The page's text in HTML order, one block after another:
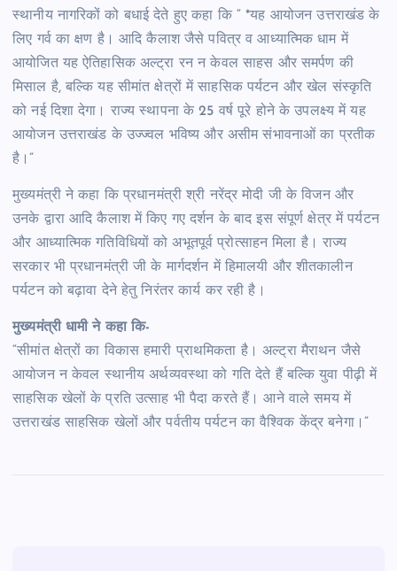
स्थानीय नागरिकों को बधाई देते हुए कहा कि “ *यह आयोजन उत्तराखंड के
लिए गर्व का क्षण है। आदि कैलाश जैसे पवित्र व आध्यात्मिक धाम में
आयोजित यह ऐतिहासिक अल्ट्रा रन न केवल साहस और समर्पण की
मिसाल है, बल्कि यह सीमांत क्षेत्रों में साहसिक पर्यटन और खेल संस्कृति
को नई दिशा देगा। राज्य स्थापना के 25 वर्ष पूरे होने के उपलक्ष्य में यह
आयोजन उत्तराखंड के उज्ज्वल भविष्य और असीम संभावनाओं का प्रतीक
है।”
मुख्यमंत्री ने कहा कि प्रधानमंत्री श्री नरेंद्र मोदी जी के विजन और
उनके द्वारा आदि कैलाश में किए गए दर्शन के बाद इस संपूर्ण क्षेत्र में पर्यटन
और आध्यात्मिक गतिविधियों को अभूतपूर्व प्रोत्साहन मिला है। राज्य
सरकार भी प्रधानमंत्री जी के मार्गदर्शन में हिमालयी और शीतकालीन
पर्यटन को बढ़ावा देने हेतु निरंतर कार्य कर रही है।
मुख्यमंत्री धामी ने कहा कि-
“सीमांत क्षेत्रों का विकास हमारी प्राथमिकता है। अल्ट्रा मैराथन जैसे
आयोजन न केवल स्थानीय अर्थव्यवस्था को गति देते हैं बल्कि युवा पीढ़ी में
साहसिक खेलों के प्रति उत्साह भी पैदा करते हैं। आने वाले समय में
उत्तराखंड साहसिक खेलों और पर्वतीय पर्यटन का वैश्विक केंद्र बनेगा।”